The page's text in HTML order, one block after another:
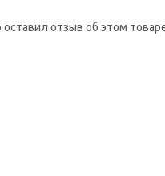
отзыв об этом